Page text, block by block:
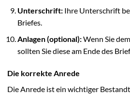
Unterschrift:Ihre Unterschrift
Briefes.
Anlagen (optional):Wenn Sie
sollten Sie diese am Ende des
Die korrekte Anrede
Die Anrede ist ein wichtiger